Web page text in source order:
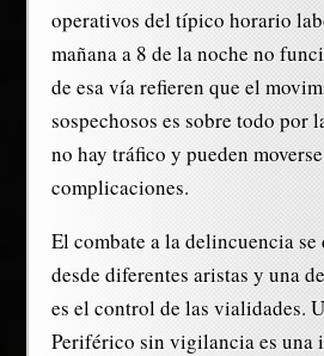
operativos del típico horario
mañana a 8 de la noche no
de esa vía refieren que el
sospechosos es sobre todo por
no hay tráfico y pueden
complicaciones.
El combate a la delincuencia se
desde diferentes aristas y una
es el control de las vialidades.
Periférico sin vigilancia es una